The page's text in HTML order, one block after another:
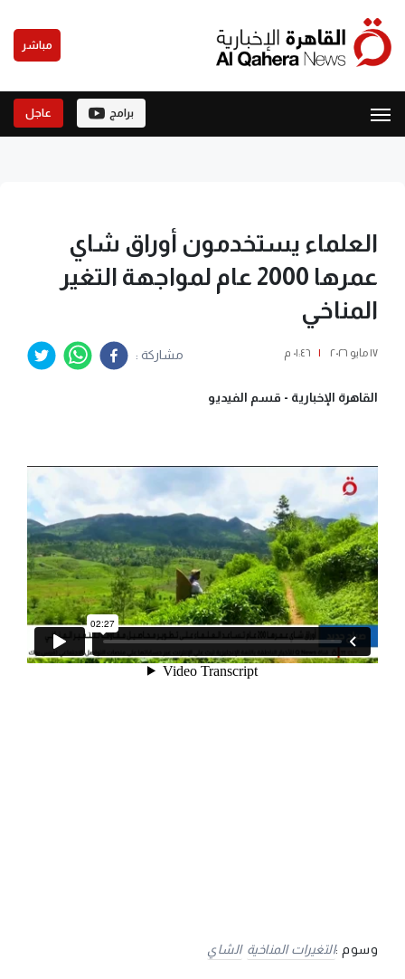
مباشر
برامج عاجل
العلماء يستخدمون أوراق شاي
عمرها 2000 عام لمواجهة التغير
المناخي
١٧ مايو ٢٠٢٦ | ٠١:٤٦ م مشاركة :
القاهرة الإخبارية - قسم الفيديو
وسوم :التغيرات المناخية الشاي